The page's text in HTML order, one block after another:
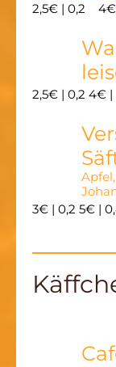
2,5€ | 0,2 4€
2,5€ | 0,2 4€ |
3€ | 0,2 5€ |